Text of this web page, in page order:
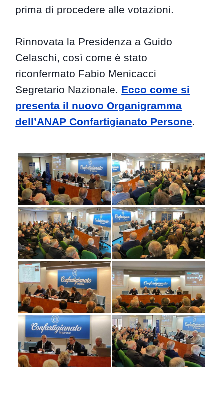
prima di procedere alle votazioni.
Rinnovata la Presidenza a Guido
Celaschi, così come è stato
riconfermato Fabio Menicacci
Segretario Nazionale. Ecco come si
presenta il nuovo Organigramma
dell’ANAP Confartigianato Persone